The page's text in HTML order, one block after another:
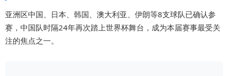
亚洲区中国、日本、韩国、澳大利亚、伊朗等8支球队已确认参
赛，中国队时隔24年再次踏上世界杯舞台，成为本届赛事最受关
注的焦点之一。